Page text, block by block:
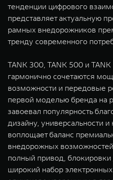
тенденции цифрового
представляет актуальную
рамных внедорожников
тренду современного
TANK 300, TANK 500 и
гармонично сочетаются
возможности и передовые
первой моделью бренда на
завоевал популярность
дизайну, универсальности
воплощает баланс
внедорожных
полный привод,
широкий набор